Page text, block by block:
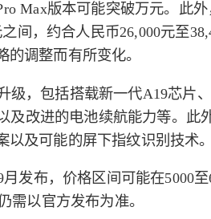
Max版本可能突破万元。此
间，约合人民币26,000元至
调整而有所变化。
级，包括搭载新一代A19芯片
及改进的电池续航能力等。此
及可能的屏下指纹识别技术。
月发布，价格区间可能在5000
需以官方发布为准。